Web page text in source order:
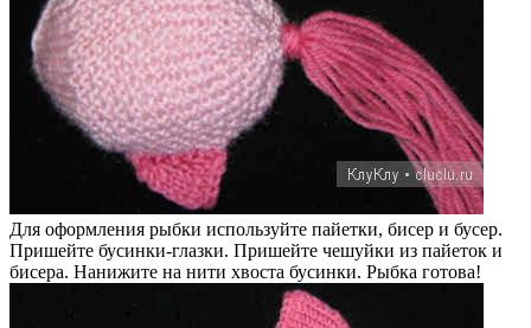
Для оформления рыбки используйте пайетки, бисер и бусер.
Пришейте бусинки-глазки. Пришейте чешуйки из пайеток и
бисера. Нанижите на нити хвоста бусинки. Рыбка готова!